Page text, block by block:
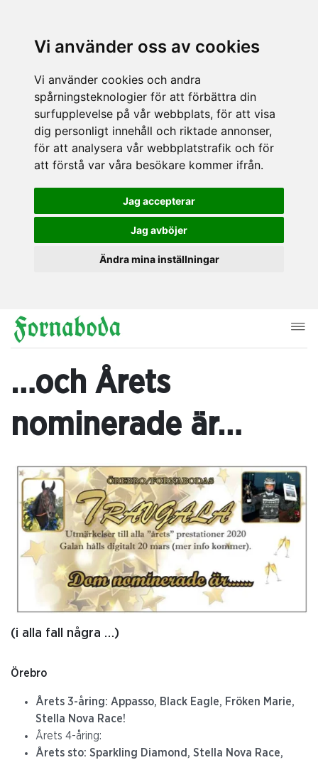
Vi använder oss av cookies
Vi använder cookies och andra
spårningsteknologier för att förbättra din
surfupplevelse på vår webbplats, för att visa
dig personligt innehåll och riktade annonser,
för att analysera vår webbplatstrafik och för
att förstå var våra besökare kommer ifrån.
Jag accepterar
Jag avböjer
Ändra mina inställningar
…och Årets
nominerade är…
(i alla fall några …)
Örebro
Årets 3-åring: Appasso, Black Eagle, Fröken Marie,
Stella Nova Race!
Årets 4-åring:
Årets sto: Sparkling Diamond, Stella Nova Race,